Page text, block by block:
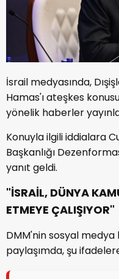
İsrail medyasında,
Hamas'ı ateşkes
yönelik haberler
Konuyla ilgili iddialara
Başkanlığı
yanıt geldi.
"İSRAİL, DÜNYA
ETMEYE ÇALIŞIYOR"
DMM'nin sosyal medya
paylaşımda, şu